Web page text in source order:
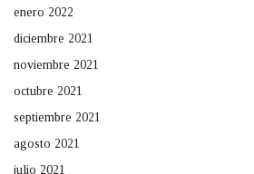
enero 2022
diciembre 2021
noviembre 2021
octubre 2021
septiembre 2021
agosto 2021
julio 2021